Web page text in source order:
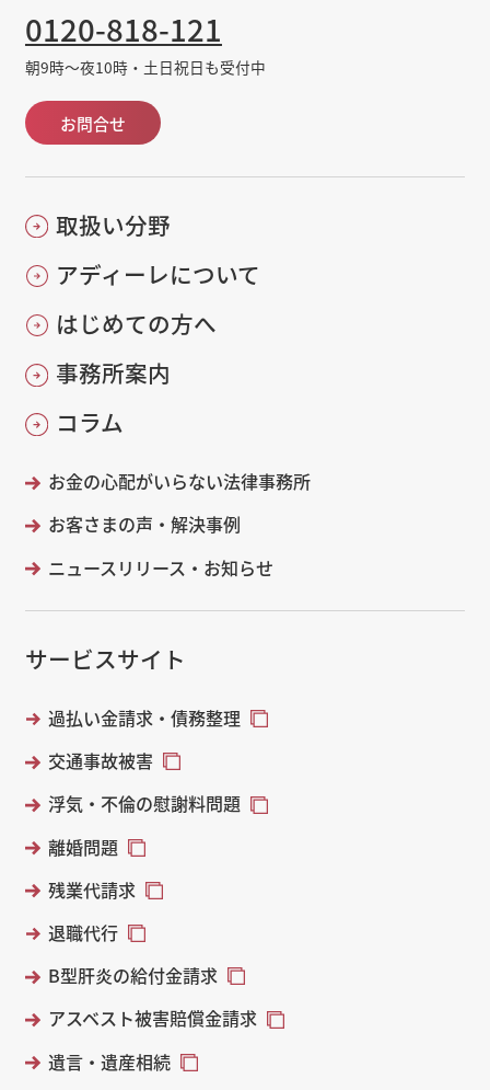
0120-818-121
朝9時～夜10時・土日祝日も受付中
お問合せ
取扱い分野
アディーレについて
はじめての方へ
事務所案内
コラム
お金の心配がいらない法律事務所
お客さまの声・解決事例
ニュースリリース・お知らせ
サービスサイト
過払い金請求・債務整理
交通事故被害
浮気・不倫の慰謝料問題
離婚問題
残業代請求
退職代行
B型肝炎の給付金請求
アスベスト被害賠償金請求
遺言・遺産相続